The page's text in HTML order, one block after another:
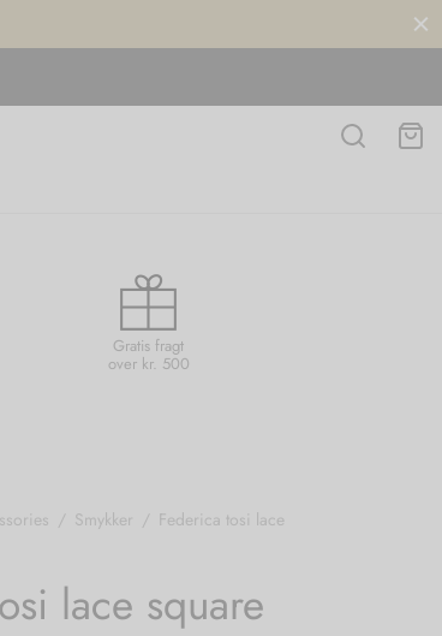
Gratis fragt
over kr. 500
/ Smykker / Federica tosi lace
lace square